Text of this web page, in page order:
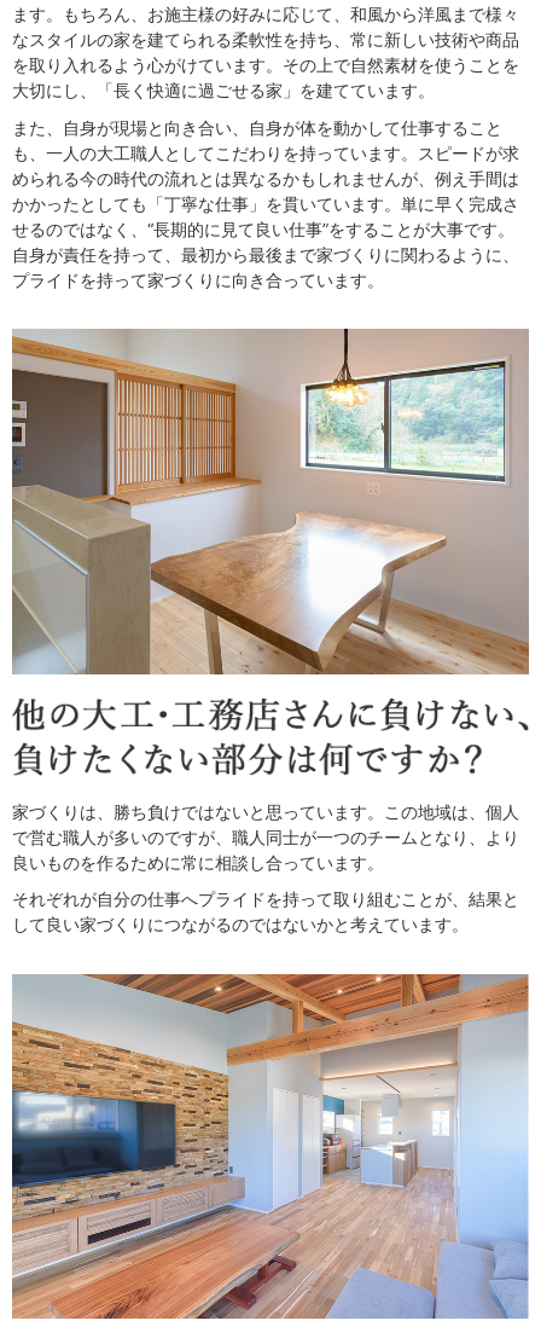
ます。もちろん、お施主様の好みに応じて、和風から洋風まで様々
なスタイルの家を建てられる柔軟性を持ち、常に新しい技術や商品
を取り入れるよう心がけています。その上で自然素材を使うことを
大切にし、「長く快適に過ごせる家」を建てています。
また、自身が現場と向き合い、自身が体を動かして仕事すること
も、一人の大工職人としてこだわりを持っています。スピードが求
められる今の時代の流れとは異なるかもしれませんが、例え手間は
かかったとしても「丁寧な仕事」を貫いています。単に早く完成さ
せるのではなく、“長期的に見て良い仕事”をすることが大事です。
自身が責任を持って、最初から最後まで家づくりに関わるように、
プライドを持って家づくりに向き合っています。
家づくりは、勝ち負けではないと思っています。この地域は、個人
で営む職人が多いのですが、職人同士が一つのチームとなり、より
良いものを作るために常に相談し合っています。
それぞれが自分の仕事へプライドを持って取り組むことが、結果と
して良い家づくりにつながるのではないかと考えています。